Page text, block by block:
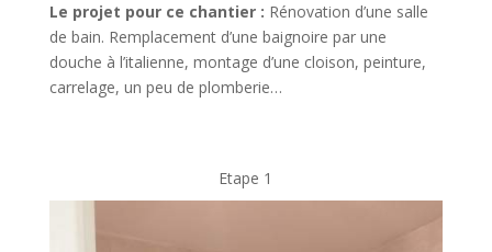
Le projet pour ce chantier : Rénovation d’une salle
de bain. Remplacement d’une baignoire par une
douche à l’italienne, montage d’une cloison, peinture,
carrelage, un peu de plomberie…
Etape 1